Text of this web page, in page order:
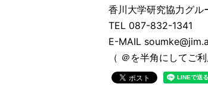
香川大学研究協力グル
TEL 087-832-1341
E-MAIL
（ ＠を半角にしてご